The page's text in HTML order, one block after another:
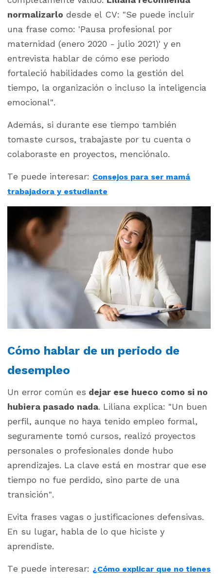
normalizarlo desde el CV: "Se puede incluir
una frase como: 'Pausa profesional por
maternidad (enero 2020 - julio 2021)' y en
entrevista hablar de cómo ese periodo
fortaleció habilidades como la gestión del
tiempo, la organización o incluso la inteligencia
emocional".
Además, si durante ese tiempo también
tomaste cursos, trabajaste por tu cuenta o
colaboraste en proyectos, menciónalo.
Te puede interesar: Consejos para ser mamá
trabajadora y estudiante
Cómo hablar de un periodo de
desempleo
Un error común es dejar ese hueco como si no
hubiera pasado nada. Liliana explica: "Un buen
perfil, aunque no haya tenido empleo formal,
seguramente tomó cursos, realizó proyectos
personales o profesionales donde hubo
aprendizajes. La clave está en mostrar que ese
tiempo no fue perdido, sino parte de una
transición".
Evita frases vagas o justificaciones defensivas.
En su lugar, habla de lo que hiciste y
aprendiste.
Te puede interesar: ¿Cómo explicar que no tienes